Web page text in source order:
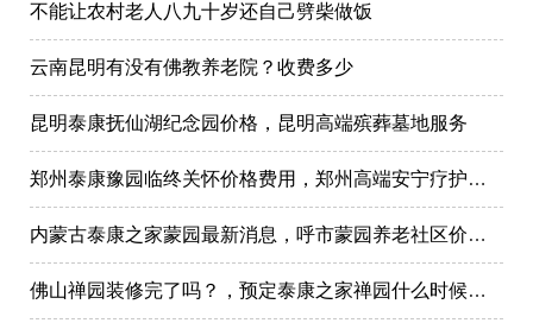
不能让农村老人八九十岁还自己劈柴做饭
云南昆明有没有佛教养老院？收费多少
昆明泰康抚仙湖纪念园价格，昆明高端殡葬墓地服务
郑州泰康豫园临终关怀价格费用，郑州高端安宁疗护在哪里
内蒙古泰康之家蒙园最新消息，呼市蒙园养老社区价格表
佛山禅园装修完了吗？，预定泰康之家禅园什么时候选房入住?